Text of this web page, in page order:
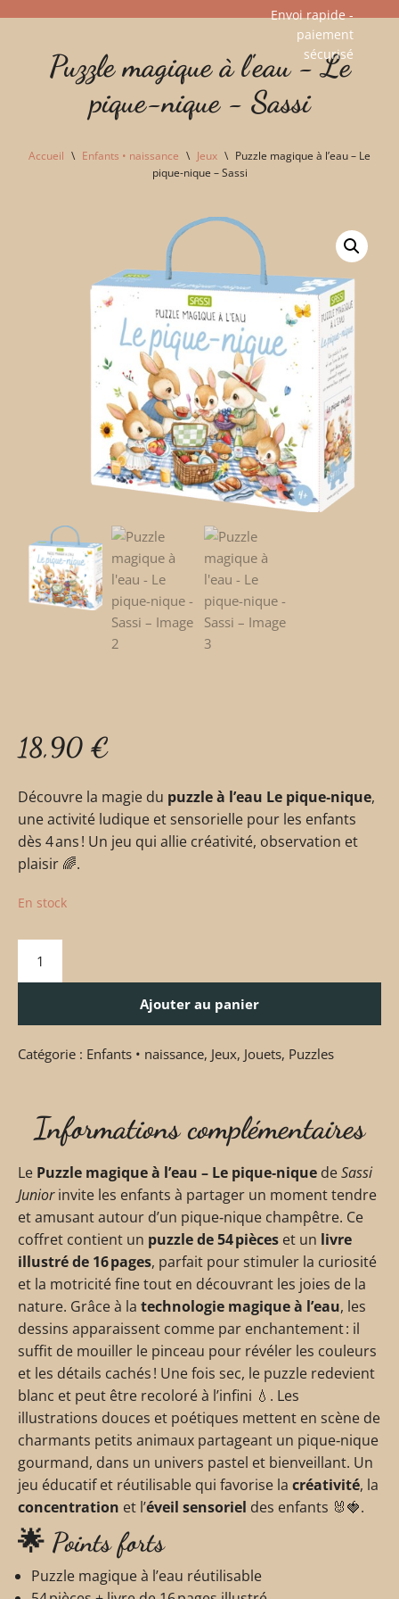
Envoi rapide -
paiement
sécurisé​
Puzzle magique à l'eau - Le
pique-nique - Sassi
Accueil \ Enfants • naissance \ Jeux \ Puzzle magique à l’eau – Le
pique-nique – Sassi
18,90 €
Découvre la magie du puzzle à l’eau Le pique‑nique,
une activité ludique et sensorielle pour les enfants
dès 4 ans ! Un jeu qui allie créativité, observation et
plaisir 🌈.
En stock
Ajouter au panier
Catégorie : Enfants • naissance, Jeux, Jouets, Puzzles
Informations complémentaires
Le Puzzle magique à l’eau – Le pique‑nique deSassi
Juniorinvite les enfants à partager un moment tendre
et amusant autour d’un pique‑nique champêtre. Ce
coffret contient un puzzle de 54 pièces et un livre
illustré de 16 pages, parfait pour stimuler la curiosité
et la motricité fine tout en découvrant les joies de la
nature. Grâce à la technologie magique à l’eau, les
dessins apparaissent comme par enchantement : il
suffit de mouiller le pinceau pour révéler les couleurs
et les détails cachés ! Une fois sec, le puzzle redevient
blanc et peut être recoloré à l’infini 💧. Les
illustrations douces et poétiques mettent en scène de
charmants petits animaux partageant un pique‑nique
gourmand, dans un univers pastel et bienveillant. Un
jeu éducatif et réutilisable qui favorise la créativité, la
concentration et l’éveil sensoriel des enfants 🐰🍓.
🌟 Points forts
Puzzle magique à l’eau réutilisable